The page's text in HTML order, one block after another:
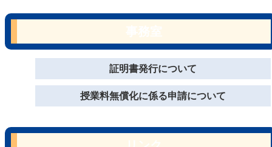
証明書発行について
授業料無償化に係る申請について